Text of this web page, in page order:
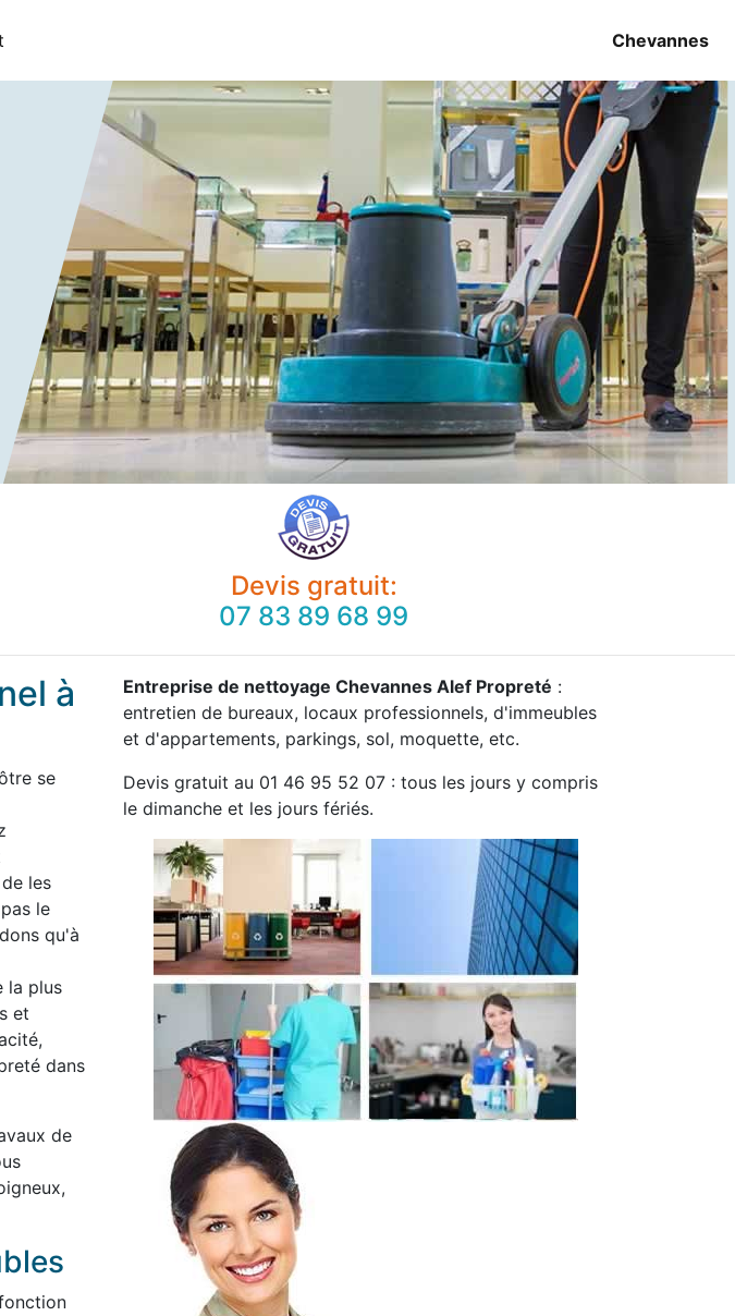
Chevannes
Devis gratuit:
07 83 89 68 99
à
se
les
le
qu'à
la plus
et
dans
de
Entreprise de nettoyage Chevannes Alef Propreté :
entretien de bureaux, locaux professionnels, d'immeubles
et d'appartements, parkings, sol, moquette, etc.
Devis gratuit au 01 46 95 52 07 : tous les jours y compris
le dimanche et les jours fériés.